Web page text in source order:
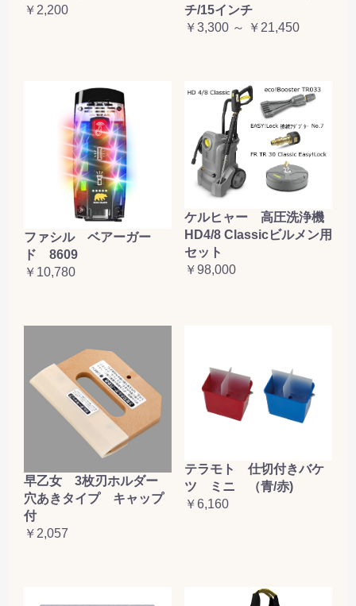
￥2,200
チ/15インチ
￥3,300 ～ ￥21,450
ファシル ベアーガー
ド 8609
￥10,780
ケルヒャー 高圧洗浄機
HD4/8 Classicビルメン用
セット
￥98,000
早乙女 3枚刃ホルダー
穴あきタイプ キャップ
付
￥2,057
テラモト 仕切付きバケ
ツ ミニ （青/赤)
￥6,160